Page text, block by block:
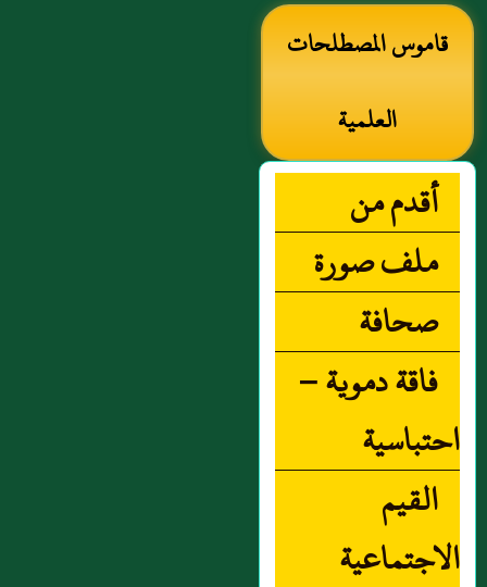
قاموس المصطلحات
العلمية
أقدم من
ملف صورة
صحافة
فاقة دموية –
احتباسية
القيم
الاجتماعية